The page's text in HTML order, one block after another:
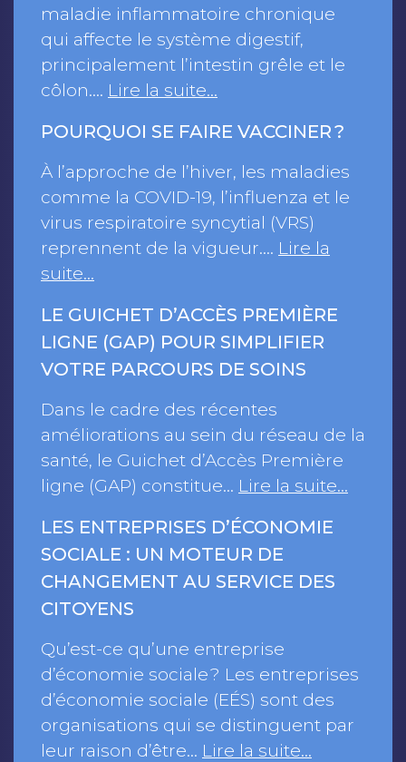
maladie inflammatoire chronique
qui affecte le système digestif,
principalement l’intestin grêle et le
côlon.… Lire la suite…
POURQUOI SE FAIRE VACCINER ?
À l’approche de l’hiver, les maladies
comme la COVID-19, l’influenza et le
virus respiratoire syncytial (VRS)
reprennent de la vigueur.… Lire la
suite…
LE GUICHET D’ACCÈS PREMIÈRE
LIGNE (GAP) POUR SIMPLIFIER
VOTRE PARCOURS DE SOINS
Dans le cadre des récentes
améliorations au sein du réseau de la
santé, le Guichet d’Accès Première
ligne (GAP) constitue… Lire la suite…
LES ENTREPRISES D’ÉCONOMIE
SOCIALE : UN MOTEUR DE
CHANGEMENT AU SERVICE DES
CITOYENS
Qu’est-ce qu’une entreprise
d’économie sociale ? Les entreprises
d’économie sociale (EÉS) sont des
organisations qui se distinguent par
leur raison d’être… Lire la suite…